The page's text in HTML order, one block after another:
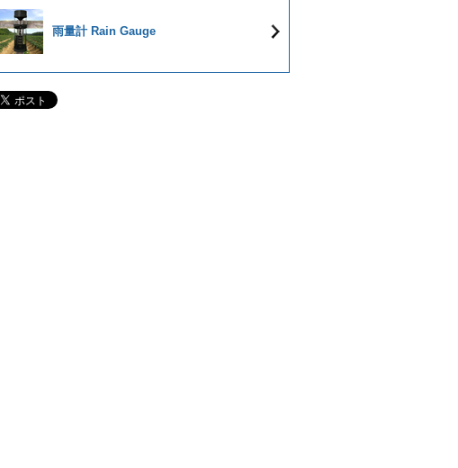
雨量計 Rain Gauge